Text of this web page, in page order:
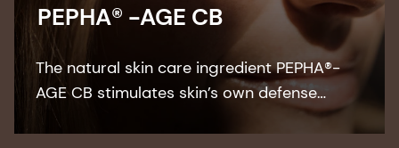
PEPHA® -AGE CB
The natural skin care ingredient PEPHA®-
AGE CB stimulates skin’s own defense
against the negative impact of blue light